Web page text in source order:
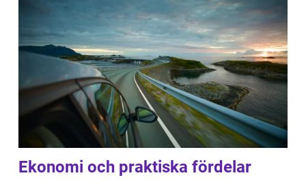
Ekonomi och praktiska fördelar